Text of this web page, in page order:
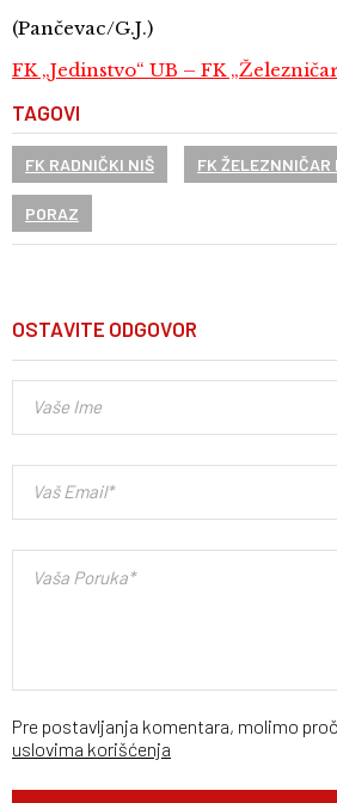
(Pančevac/G.J.)
FK „Jedinstvo“ UB – FK
TAGOVI
FK RADNIČKI NIŠ FK ŽELEZNNIČAR
PORAZ
OSTAVITE ODGOVOR
Pre postavljanja komentara, molimo
uslovima korišćenja